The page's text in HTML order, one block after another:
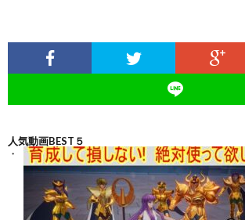
人気動画BEST５